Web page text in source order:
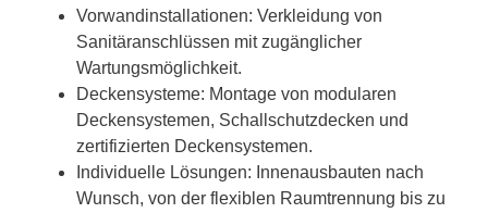
Vorwandinstallationen: Verkleidung von
Sanitäranschlüssen mit zugänglicher
Wartungsmöglichkeit.
Deckensysteme: Montage von modularen
Deckensystemen, Schallschutzdecken und
zertifizierten Deckensystemen.
Individuelle Lösungen: Innenausbauten nach
Wunsch, von der flexiblen Raumtrennung bis zu